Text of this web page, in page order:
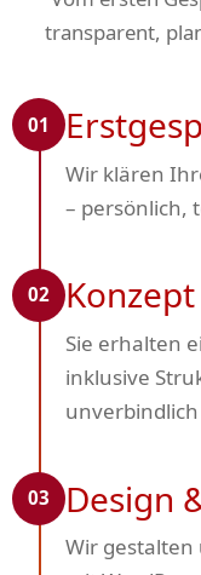
transparent,
01
Wir klären
– persönlich,
02
Sie erhalten
inklusive
03 Design
Wir